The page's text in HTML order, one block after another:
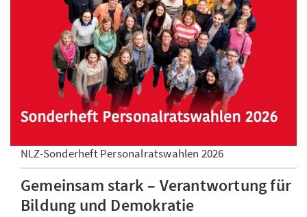
NLZ-Sonderheft Personalratswahlen 2026
Gemeinsam stark – Verantwortung für
Bildung und Demokratie